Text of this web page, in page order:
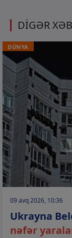
DİGƏR
DÜNYA
09 avq 2026, 10:36
Ukrayna
nəfər